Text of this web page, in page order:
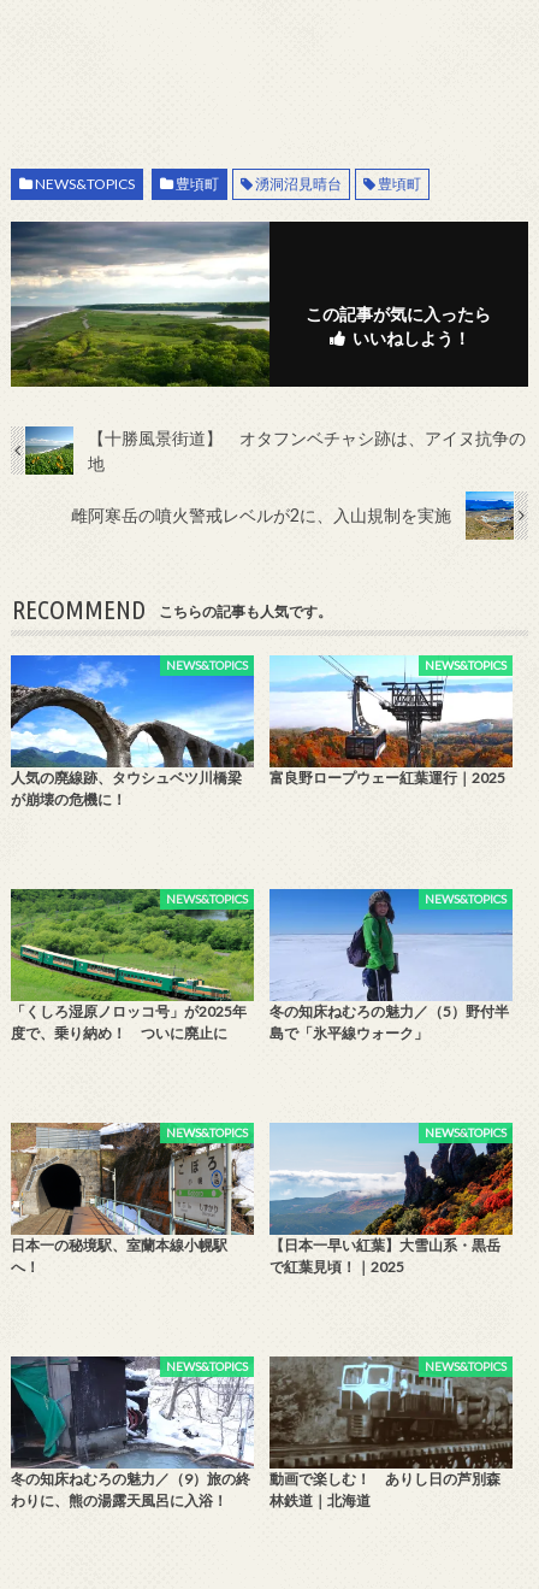
NEWS&TOPICS 豊頃町 湧洞沼見晴台 豊頃町
この記事が気に入ったら
いいねしよう！
【十勝風景街道】 オタフンベチャシ跡は、アイヌ抗争の
地
雌阿寒岳の噴火警戒レベルが2に、入山規制を実施
RECOMMEND こちらの記事も人気です。
NEWS&TOPICS
人気の廃線跡、タウシュベツ川橋梁
が崩壊の危機に！
NEWS&TOPICS
富良野ロープウェー紅葉運行｜2025
NEWS&TOPICS
「くしろ湿原ノロッコ号」が2025年
度で、乗り納め！ ついに廃止に
NEWS&TOPICS
冬の知床ねむろの魅力／（5）野付半
島で「氷平線ウォーク」
NEWS&TOPICS
日本一の秘境駅、室蘭本線小幌駅
へ！
NEWS&TOPICS
【日本一早い紅葉】大雪山系・黒岳
で紅葉見頃！｜2025
NEWS&TOPICS
冬の知床ねむろの魅力／（9）旅の終
わりに、熊の湯露天風呂に入浴！
NEWS&TOPICS
動画で楽しむ！ ありし日の芦別森
林鉄道｜北海道